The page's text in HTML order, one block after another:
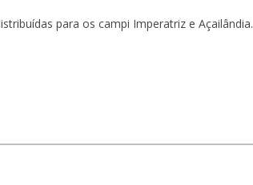
para os campi Imperatriz e Açailândia.